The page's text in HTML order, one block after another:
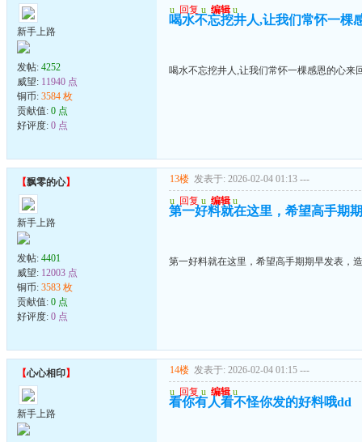
新手上路
发帖: 4252
威望: 11940 点
铜币: 3584 枚
贡献值: 0 点
好评度: 0 点
u 回复 u 编辑 u
喝水不忘挖井人,让我们常怀一棵
喝水不忘挖井人,让我们常怀一棵感恩的心来
【飘零的心】
新手上路
发帖: 4401
威望: 12003 点
铜币: 3583 枚
贡献值: 0 点
好评度: 0 点
13楼 发表于: 2026-02-04 01:13 ---
u 回复 u 编辑 u
第一好料就在这里，希望高手期
第一好料就在这里，希望高手期期早发表，
【心心相印】
新手上路
14楼 发表于: 2026-02-04 01:15 ---
u 回复 u 编辑 u
看你有人看不怪你发的好料哦dd